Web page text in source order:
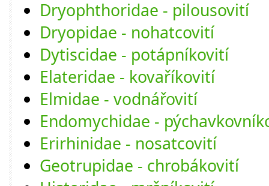
Dryophthoridae - pilousovití
Dryopidae - nohatcovití
Dytiscidae - potápníkovití
Elateridae - kovaříkovití
Elmidae - vodnářovití
Endomychidae -
Erirhinidae - nosatcovití
Geotrupidae - chrobákovití